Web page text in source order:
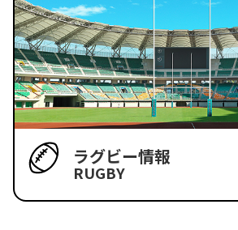
ラグビー情報
RUGBY